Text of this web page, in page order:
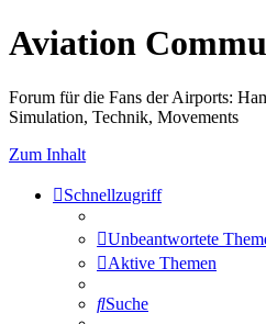
Aviation
Forum für die Fans der Airports:
Simulation, Technik, Movements
Zum Inhalt
Schnellzugriff
Unbeantwortete
Aktive Themen
Suche